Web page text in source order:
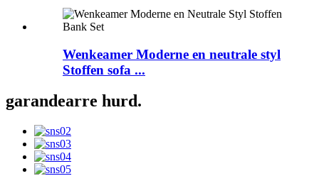
Wenkeamer Moderne en neutrale styl
Stoffen sofa ...
garandearre hurd.